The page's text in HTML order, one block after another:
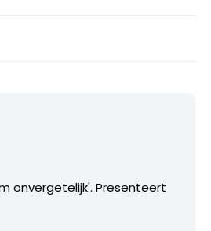
onvergetelijk'. Presenteert